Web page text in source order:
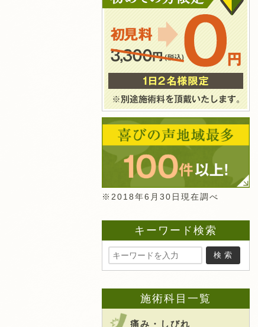
※2018年6月30日現在調べ
キーワード検索
施術科目一覧
痛み・しびれ